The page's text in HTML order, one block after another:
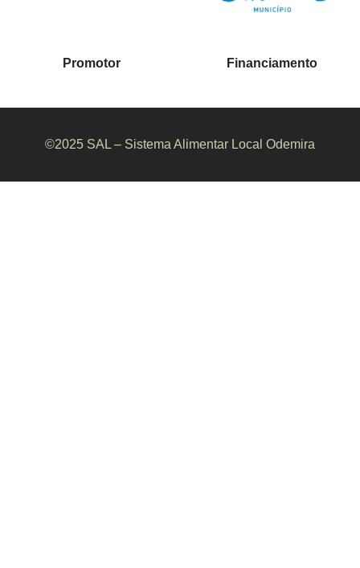
Promotor Financiamento
©2025 SAL – Sistema Alimentar Local Odemira